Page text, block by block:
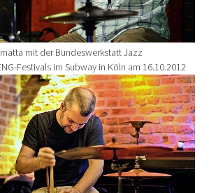
mit der Bundeswerkstatt Jazz
Festivals im Subway in Köln am 16.10.2012
for: